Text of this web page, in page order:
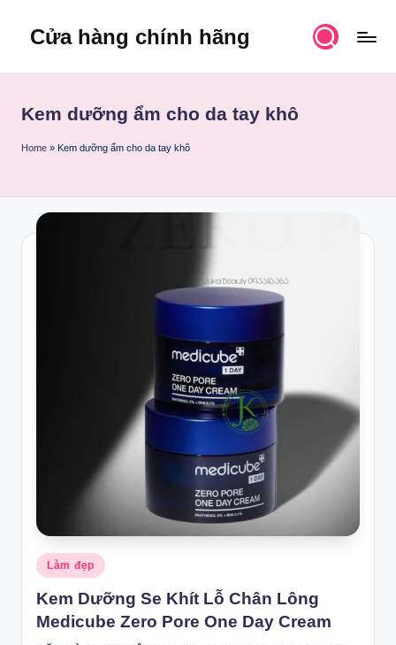
Cửa hàng chính hãng
Kem dưỡng ẩm cho da tay khô
Home » Kem dưỡng ẩm cho da tay khô
Posted
in
Làm đẹp
Kem Dưỡng Se Khít Lỗ Chân Lông
Medicube Zero Pore One Day Cream